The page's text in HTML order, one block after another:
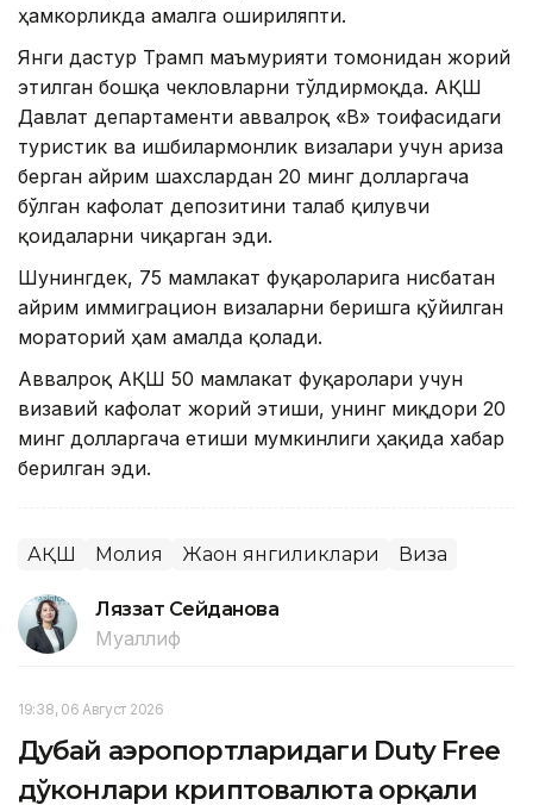
ҳамкорликда амалга ошириляпти.
Янги дастур Трамп маъмурияти томонидан жорий
этилган бошқа чекловларни тўлдирмоқда. АҚШ
Давлат департаменти аввалроқ «B» тоифасидаги
туристик ва ишбилармонлик визалари учун ариза
берган айрим шахслардан 20 минг долларгача
бўлган кафолат депозитини талаб қилувчи
қоидаларни чиқарган эди.
Шунингдек, 75 мамлакат фуқароларига нисбатан
айрим иммиграцион визаларни беришга қўйилган
мораторий ҳам амалда қолади.
Аввалроқ АҚШ 50 мамлакат фуқаролари учун
визавий кафолат жорий этиши, унинг миқдори 20
минг долларгача етиши мумкинлиги ҳақида хабар
берилган эди.
АҚШ Молия Жаҳон янгиликлари Виза
Ляззат Сейданова
Муаллиф
19:38, 06 Август 2026
Дубай аэропортларидаги Duty Free
дўконлари криптовалюта орқали